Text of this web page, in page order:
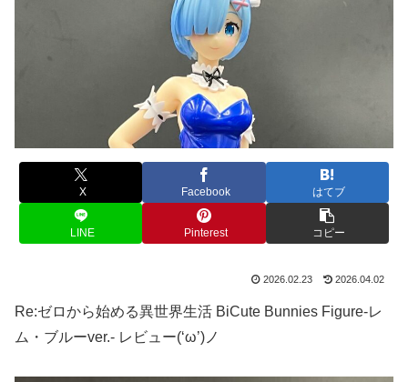
X Facebook はてブ
LINE Pinterest コピー
2026.02.23 2026.04.02
Re:ゼロから始める異世界生活 BiCute Bunnies Figure-レ
ム・ブルーver.- レビュー(‘ω’)ノ